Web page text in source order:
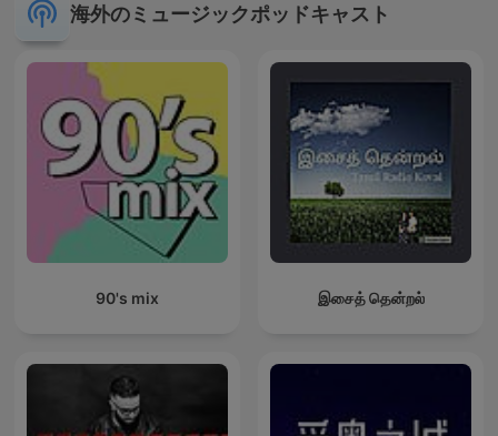
海外のミュージックポッドキャスト
90's mix இசைத் தென்றல்